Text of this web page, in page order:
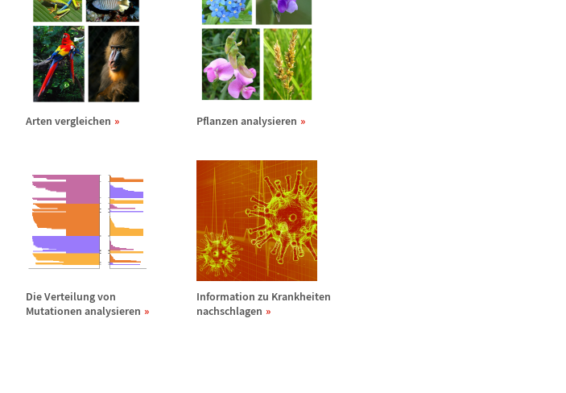
Arten vergleichen Pflanzen analysieren
Die Verteilung von
Mutationen analysieren
Information zu Krankheiten
nachschlagen